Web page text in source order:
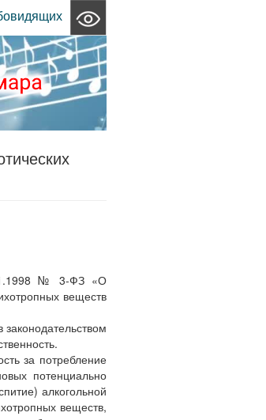
№ 3-ФЗ «О
веществ
за потребление
потенциально
алкогольной
веществ,